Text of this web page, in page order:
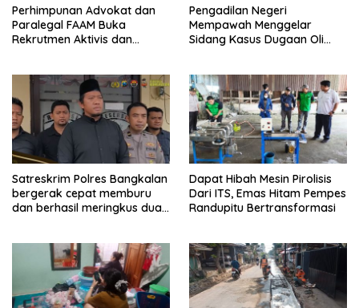
Perhimpunan Advokat dan
Paralegal FAAM Buka
Rekrutmen Aktivis dan
Pengadilan Negeri
Mempawah Menggelar
Sidang Kasus Dugaan Oli
Penipuan Dari Jaringan
Pemasok PT. DAB
Satreskrim Polres Bangkalan
bergerak cepat memburu
dan berhasil meringkus dua
Sidoarjo dan HP (25) warga
Tulungagung.
Dapat Hibah Mesin Pirolisis
Dari ITS, Emas Hitam Pempes
Randupitu Bertransformasi